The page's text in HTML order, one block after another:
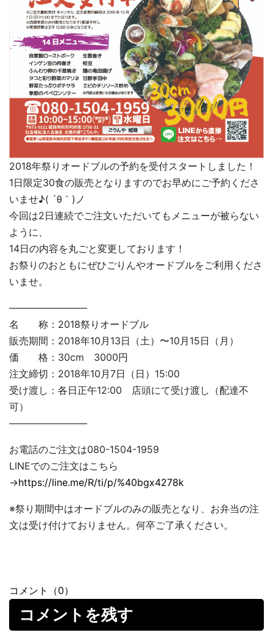
2018年祭りオードブルの予約を受付スタートしました！
1日限定30食の販売となりますのでお早めにご予約くださ
いませ♪( ´θ｀)ノ
今回は2日連続でご注文いただいてもメニューが被らない
ように、
14日の内容を丸ごと変更しております！
お祭りのおともにぜひごりんやオードブルをご利用くださ
いませ。
————————
名 称：2018祭りオードブル
販売期間：2018年10月13日（土）〜10月15日（月）
価 格：30cm 3000円
注文締切：2018年10月7日（日）15:00
受け渡し：各日正午12:00 店頭にて受け渡し（配達不
可）
————————
お電話のご注文は080-1504-1959
LINEでのご注文はこちら
→https://line.me/R/ti/p/%40bgx4278k
※祭り期間中はオードブルのみの販売となり、お弁当の注
文は受け付けておりません。何卒ご了承ください。
コメント（0）
コメントを残す